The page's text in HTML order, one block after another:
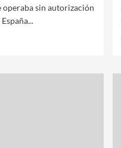
operaba sin autorización